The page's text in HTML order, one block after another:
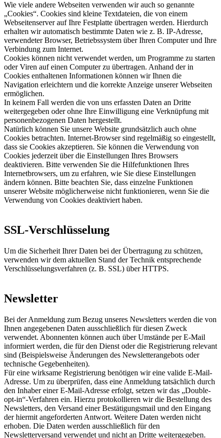
Wie viele andere Webseiten verwenden wir auch so genannte
„Cookies“. Cookies sind kleine Textdateien, die von einem
Webseitenserver auf Ihre Festplatte übertragen werden. Hierdurch
erhalten wir automatisch bestimmte Daten wie z. B. IP-Adresse,
verwendeter Browser, Betriebssystem über Ihren Computer und Ihre
Verbindung zum Internet.
Cookies können nicht verwendet werden, um Programme zu starten
oder Viren auf einen Computer zu übertragen. Anhand der in
Cookies enthaltenen Informationen können wir Ihnen die
Navigation erleichtern und die korrekte Anzeige unserer Webseiten
ermöglichen.
In keinem Fall werden die von uns erfassten Daten an Dritte
weitergegeben oder ohne Ihre Einwilligung eine Verknüpfung mit
personenbezogenen Daten hergestellt.
Natürlich können Sie unsere Website grundsätzlich auch ohne
Cookies betrachten. Internet-Browser sind regelmäßig so eingestellt,
dass sie Cookies akzeptieren. Sie können die Verwendung von
Cookies jederzeit über die Einstellungen Ihres Browsers
deaktivieren. Bitte verwenden Sie die Hilfefunktionen Ihres
Internetbrowsers, um zu erfahren, wie Sie diese Einstellungen
ändern können. Bitte beachten Sie, dass einzelne Funktionen
unserer Website möglicherweise nicht funktionieren, wenn Sie die
Verwendung von Cookies deaktiviert haben.
SSL-Verschlüsselung
Um die Sicherheit Ihrer Daten bei der Übertragung zu schützen,
verwenden wir dem aktuellen Stand der Technik entsprechende
Verschlüsselungsverfahren (z. B. SSL) über HTTPS.
Newsletter
Bei der Anmeldung zum Bezug unseres Newsletters werden die von
Ihnen angegebenen Daten ausschließlich für diesen Zweck
verwendet. Abonnenten können auch über Umstände per E-Mail
informiert werden, die für den Dienst oder die Registrierung relevant
sind (Beispielsweise Änderungen des Newsletterangebots oder
technische Gegebenheiten).
Für eine wirksame Registrierung benötigen wir eine valide E-Mail-
Adresse. Um zu überprüfen, dass eine Anmeldung tatsächlich durch
den Inhaber einer E-Mail-Adresse erfolgt, setzen wir das „Double-
opt-in“-Verfahren ein. Hierzu protokollieren wir die Bestellung des
Newsletters, den Versand einer Bestätigungsmail und den Eingang
der hiermit angeforderten Antwort. Weitere Daten werden nicht
erhoben. Die Daten werden ausschließlich für den
Newsletterversand verwendet und nicht an Dritte weitergegeben.